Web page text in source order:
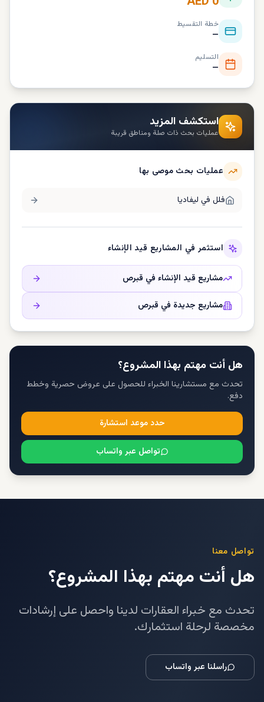
خطة التقسيط
—
التسليم
—
استكشف المزيد
عمليات بحث ذات صلة ومناطق قريبة
عمليات بحث موصى بها
فلل في ليفاديا
استثمر في المشاريع قيد الإنشاء
مشاريع قيد الإنشاء في قبرص
مشاريع جديدة في قبرص
هل أنت مهتم بهذا المشروع؟
تحدث مع مستشارينا الخبراء للحصول على عروض حصرية وخطط
دفع.
حدد موعد استشارة
تواصل عبر واتساب
تواصل معنا
هل أنت مهتم بهذا المشروع؟
تحدث مع خبراء العقارات لدينا واحصل على إرشادات
مخصصة لرحلة استثمارك.
راسلنا عبر واتساب